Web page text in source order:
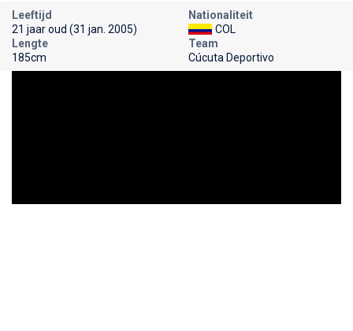
Leeftijd
21 jaar oud (31 jan. 2005)
Nationaliteit
COL
Lengte
185cm
Team
Cúcuta Deportivo